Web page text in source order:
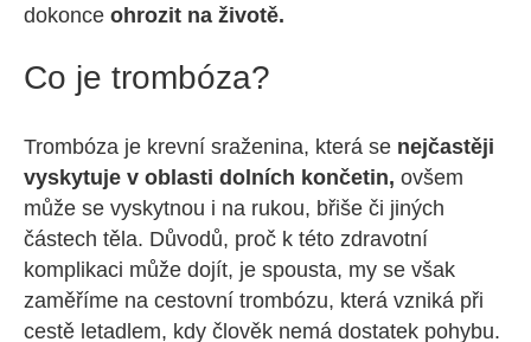
dokonce ohrozit na životě.
Co je trombóza?
Trombóza je krevní sraženina, která se nejčastěji
vyskytuje v oblasti dolních končetin, ovšem
může se vyskytnou i na rukou, břiše či jiných
částech těla. Důvodů, proč k této zdravotní
komplikaci může dojít, je spousta, my se však
zaměříme na cestovní trombózu, která vzniká při
cestě letadlem, kdy člověk nemá dostatek pohybu.